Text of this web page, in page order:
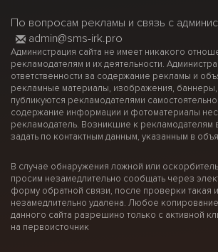
По вопросам рекламы и связь с
admin@sms-irk.pro
Администрация сайта не имеет никакого
рекламодателям и их деятельности.
ответственности за содержание рекламы и
рекламные материалы, изображения, баннеры,
публикуются рекламодателями
содержание информации и фотоматериалы
рекламодатель. Возникшие к
задать по контактным данным, указанным в
В случае обнаружения ложной или
просим незамедлительно сообщать через
форму обратной связи, после проверки такая
незамедлительно удалена. Любое
данного сайта разрешино только с активной
на первоисточник